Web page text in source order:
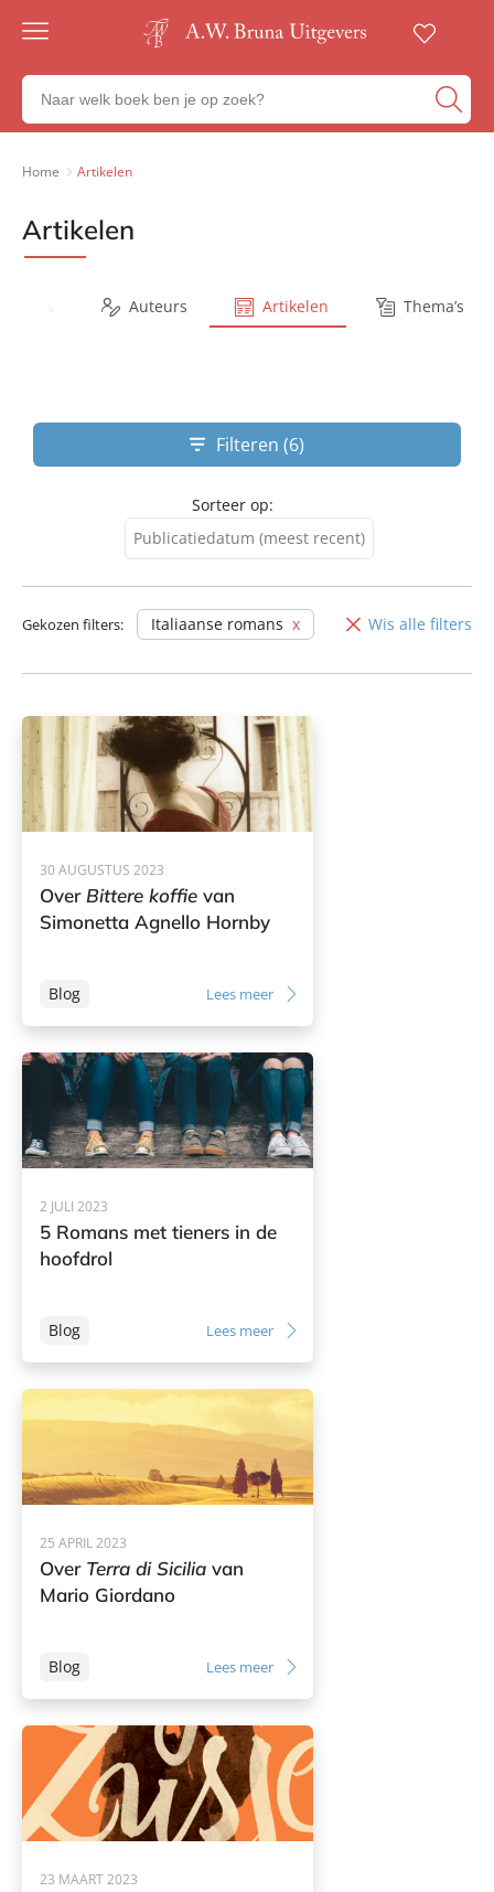
Gratis
23:00
besteld,
werkdag
Veilig
betalen
Zoeken
naar
boeken,
Home Artikelen
Artikelen
Auteurs Artikelen Thema’s
Filteren (6)
Sorteer op:
Publicatiedatum (meest recent)
Publicatiedatum (minst
Gekozen filters: Italiaanse romans Wis alle filters
30 AUGUSTUS 2023
Over Bittere koffie van
Simonetta Agnello Hornby
Blog Lees meer
2 JULI 2023
5 Romans met tieners in de
hoofdrol
Blog Lees meer
25 APRIL 2023
Over Terra di Sicilia van
Mario Giordano
Blog Lees meer
23 MAART 2023